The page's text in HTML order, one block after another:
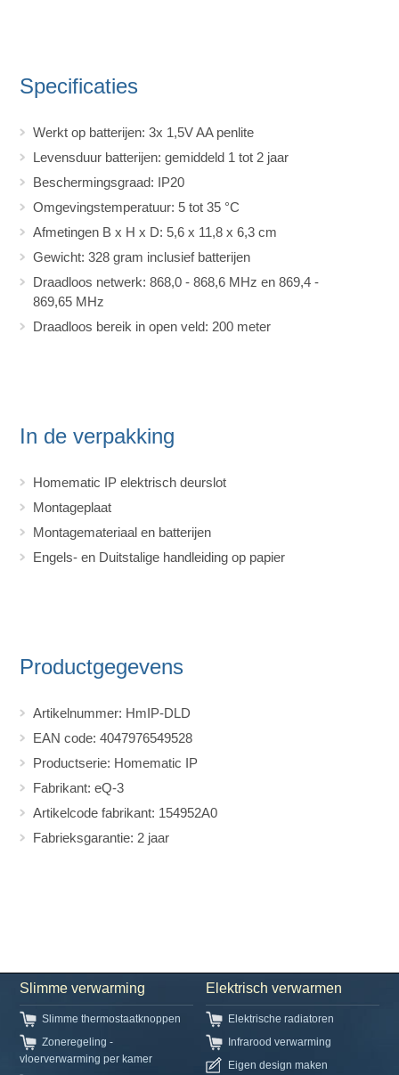
Specificaties
Werkt op batterijen: 3x 1,5V AA penlite
Levensduur batterijen: gemiddeld 1 tot 2 jaar
Beschermingsgraad: IP20
Omgevingstemperatuur: 5 tot 35 °C
Afmetingen B x H x D: 5,6 x 11,8 x 6,3 cm
Gewicht: 328 gram inclusief batterijen
Draadloos netwerk: 868,0 - 868,6 MHz en 869,4 -
869,65 MHz
Draadloos bereik in open veld: 200 meter
In de verpakking
Homematic IP elektrisch deurslot
Montageplaat
Montagemateriaal en batterijen
Engels- en Duitstalige handleiding op papier
Productgegevens
Artikelnummer: HmIP-DLD
EAN code: 4047976549528
Productserie: Homematic IP
Fabrikant: eQ-3
Artikelcode fabrikant: 154952A0
Fabrieksgarantie: 2 jaar
Slimme verwarming
Slimme thermostaatknoppen
Zoneregeling -
vloerverwarming per kamer
Elektrisch verwarmen
Elektrische radiatoren
Infrarood verwarming
Eigen design maken